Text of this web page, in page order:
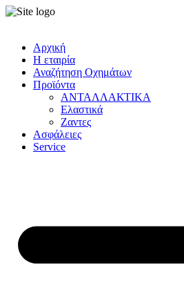
Αρχική
Η εταιρία
Αναζήτηση Οχημάτων
Προϊόντα
ΑΝΤΑΛΛΑΚΤΙΚΑ
Ελαστικά
Ζαντες
Ασφάλειες
Service